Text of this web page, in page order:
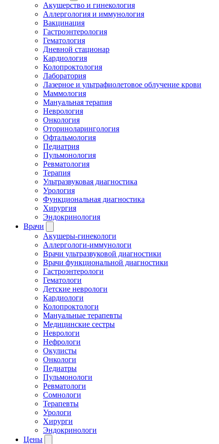
Акушерство и гинекология
Аллергология и иммунология
Вакцинация
Гастроэнтерология
Гематология
Дневной стационар
Кардиология
Колопроктология
Лаборатория
Лазерное и ультрафиолетовое облучение крови
Маммология
Мануальная терапия
Неврология
Онкология
Оториноларингология
Офтальмология
Педиатрия
Пульмонология
Ревматология
Терапия
Ультразвуковая диагностика
Урология
Функциональная диагностика
Хирургия
Эндокринология
Врачи
Акушеры-гинекологи
Аллергологи-иммунологи
Врачи ультразвуковой диагностики
Врачи функциональной диагностики
Гастроэнтерологи
Гематологи
Детские неврологи
Кардиологи
Колопроктологи
Мануальные терапевты
Медицинские сестры
Неврологи
Нефрологи
Окулисты
Онкологи
Педиатры
Пульмонологи
Ревматологи
Сомнологи
Терапевты
Урологи
Хирурги
Эндокринологи
Цены